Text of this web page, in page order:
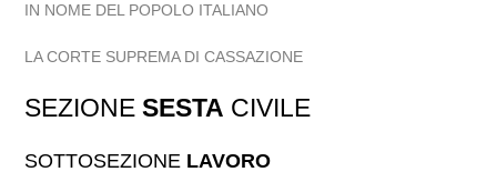
IN NOME DEL POPOLO ITALIANO
LA CORTE SUPREMA DI CASSAZIONE
SEZIONESESTA CIVILE
SOTTOSEZIONE LAVORO